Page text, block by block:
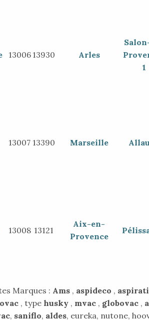
13006 13930 Arles
1
13007 13390 Marseille
13008 13121
Aix-en-
Provence
Marques : Ams, aspideco ,
, type husky , mvac , globovac ,
, saniflo, aldes, eureka, nutone,